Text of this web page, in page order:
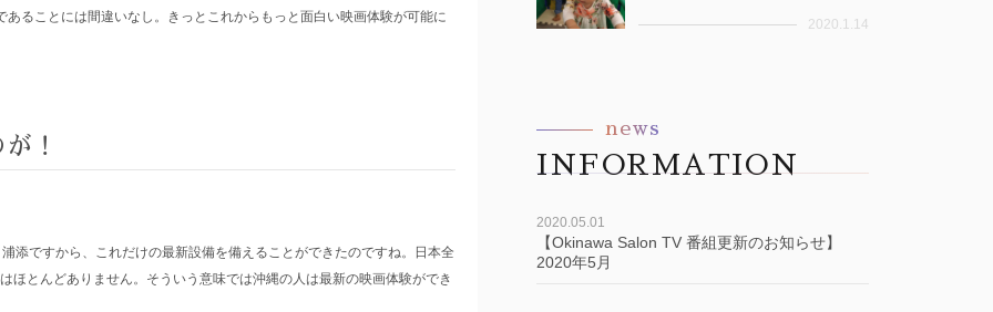
ることには間違いなし。きっとこれからもっと面白い映画体験が可能に
！
添ですから、これだけの最新設備を備えることができたのですね。日本全
ほとんどありません。そういう意味では沖縄の人は最新の映画体験ができ
2020.1.14
news
INFORMATION
2020.05.01
【Okinawa Salon TV 番組更新のお知らせ】
2020年5月